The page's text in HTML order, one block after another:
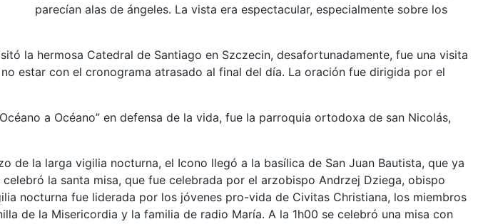
parecían alas de ángeles. La vista era espectacular, especialmente sobre los
la hermosa Catedral de Santiago en Szczecin, desafortunadamente, fue una visita
estar con el cronograma atrasado al final del día. La oración fue dirigida por el
a Océano” en defensa de la vida, fue la parroquia ortodoxa de san Nicolás,
de la larga vigilia nocturna, el Icono llegó a la basílica de San Juan Bautista, que ya
la santa misa, que fue celebrada por el arzobispo Andrzej Dziega, obispo
nocturna fue liderada por los jóvenes pro-vida de Civitas Christiana, los miembros
de la Misericordia y la familia de radio María. A la 1h00 se celebró una misa con